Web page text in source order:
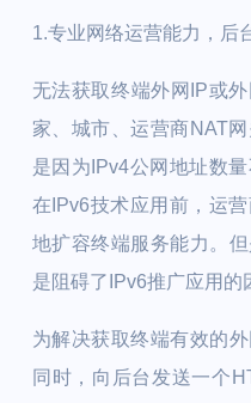
1.专业网络运营能力，后
无法获取终端外网IP或
家、城市、运营商NAT
是因为IPv4公网地址数
在IPv6技术应用前，运
地扩容终端服务能力。
是阻碍了IPv6推广应用的
为解决获取终端有效的
同时，向后台发送一个